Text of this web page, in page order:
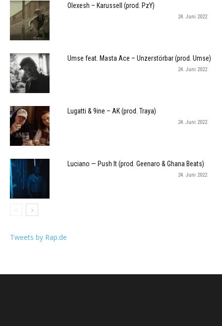
Olexesh – Karussell (prod. PzY)
24. Juni 2022
Umse feat. Masta Ace – Unzerstörbar (prod. Umse)
24. Juni 2022
Lugatti & 9ine – AK (prod. Traya)
24. Juni 2022
Luciano — Push It (prod. Geenaro & Ghana Beats)
24. Juni 2022
Tweets by Rap.de